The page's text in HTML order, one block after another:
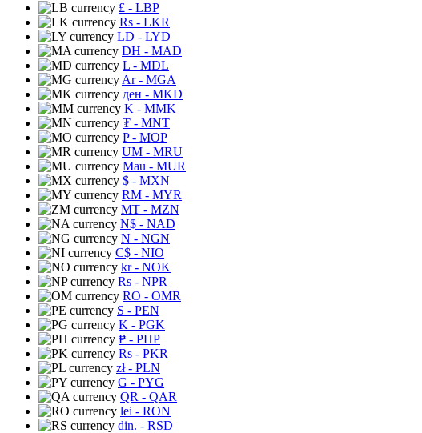
£ - LBP
Rs - LKR
LD - LYD
DH - MAD
L - MDL
Ar- MGA
ден - MKD
K - MMK
₮ - MNT
P- MOP
UM - MRU
Mau - MUR
$ - MXN
RM - MYR
MT - MZN
N$ - NAD
N - NGN
C$ - NIO
kr- NOK
Rs - NPR
RO - OMR
S - PEN
K - PGK
₱ - PHP
Rs - PKR
zł- PLN
G - PYG
QR - QAR
lei - RON
din. - RSD